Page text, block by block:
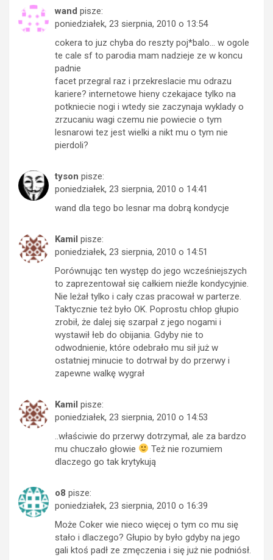
wand pisze:
poniedziałek, 23 sierpnia, 2010 o 13:54
cokera to juz chyba do reszty poj*balo… w ogole
te cale sf to parodia mam nadzieje ze w koncu
padnie
facet przegral raz i przekreslacie mu odrazu
kariere? internetowe hieny czekajace tylko na
potkniecie nogi i wtedy sie zaczynaja wyklady o
zrzucaniu wagi czemu nie powiecie o tym
lesnarowi tez jest wielki a nikt mu o tym nie
pierdoli?
tyson pisze:
poniedziałek, 23 sierpnia, 2010 o 14:41
wand dla tego bo lesnar ma dobrą kondycje
Kamil pisze:
poniedziałek, 23 sierpnia, 2010 o 14:51
Porównując ten występ do jego wcześniejszych
to zaprezentował się całkiem nieźle kondycyjnie.
Nie leżał tylko i cały czas pracował w parterze.
Taktycznie też było OK. Poprostu chłop głupio
zrobił, że dalej się szarpał z jego nogami i
wystawił łeb do obijania. Gdyby nie to
odwodnienie, które odebrało mu sił już w
ostatniej minucie to dotrwał by do przerwy i
zapewne walkę wygrał
Kamil pisze:
poniedziałek, 23 sierpnia, 2010 o 14:53
..właściwie do przerwy dotrzymał, ale za bardzo
mu chuczało głowie
Też nie rozumiem
dlaczego go tak krytykują
o8 pisze:
poniedziałek, 23 sierpnia, 2010 o 16:39
Może Coker wie nieco więcej o tym co mu się
stało i dlaczego? Głupio by było gdyby na jego
gali ktoś padł ze zmęczenia i się już nie podniósł.